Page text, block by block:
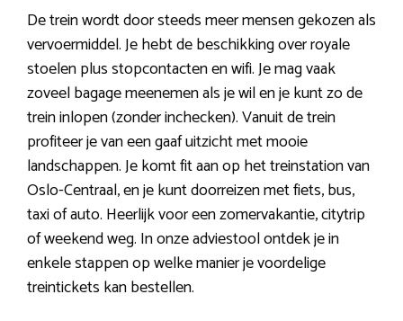
De trein wordt door steeds meer mensen gekozen als
vervoermiddel. Je hebt de beschikking over royale
stoelen plus stopcontacten en wifi. Je mag vaak
zoveel bagage meenemen als je wil en je kunt zo de
trein inlopen (zonder inchecken). Vanuit de trein
profiteer je van een gaaf uitzicht met mooie
landschappen. Je komt fit aan op het treinstation van
Oslo-Centraal, en je kunt doorreizen met fiets, bus,
taxi of auto. Heerlijk voor een zomervakantie, citytrip
of weekend weg. In onze adviestool ontdek je in
enkele stappen op welke manier je voordelige
treintickets kan bestellen.